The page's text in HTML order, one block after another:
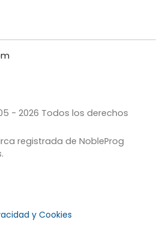
- 2026 Todos los derechos
registrada de NobleProg
y Cookies